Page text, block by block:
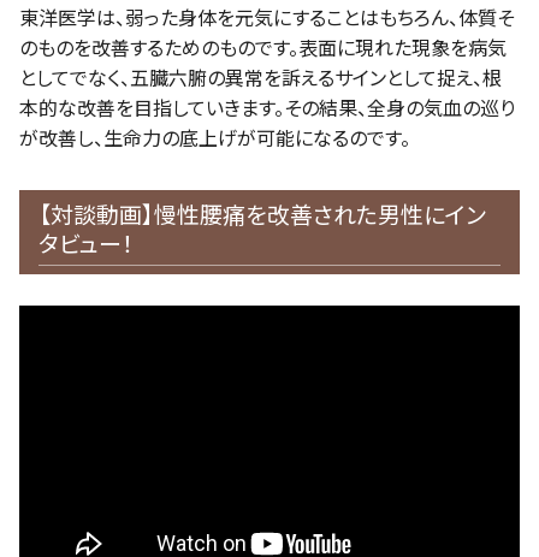
東洋医学は、弱った身体を元気にすることはもちろん、体質そ
のものを改善するためのものです。表面に現れた現象を病気
としてでなく、五臓六腑の異常を訴えるサインとして捉え、根
本的な改善を目指していきます。その結果、全身の気血の巡り
が改善し、生命力の底上げが可能になるのです。
【対談動画】慢性腰痛を改善された男性にイン
タビュー！